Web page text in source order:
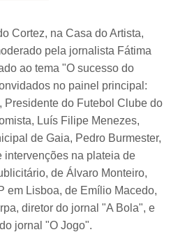
Cortez, na Casa do Artista,
pela jornalista Fátima
ao tema "O sucesso do
no painel principal:
Presidente do Futebol Clube do
Luís Filipe Menezes,
de Gaia, Pedro Burmester,
intervenções na plateia de
de Álvaro Monteiro,
em Lisboa, de Emílio Macedo,
diretor do jornal "A Bola", e
jornal "O Jogo".